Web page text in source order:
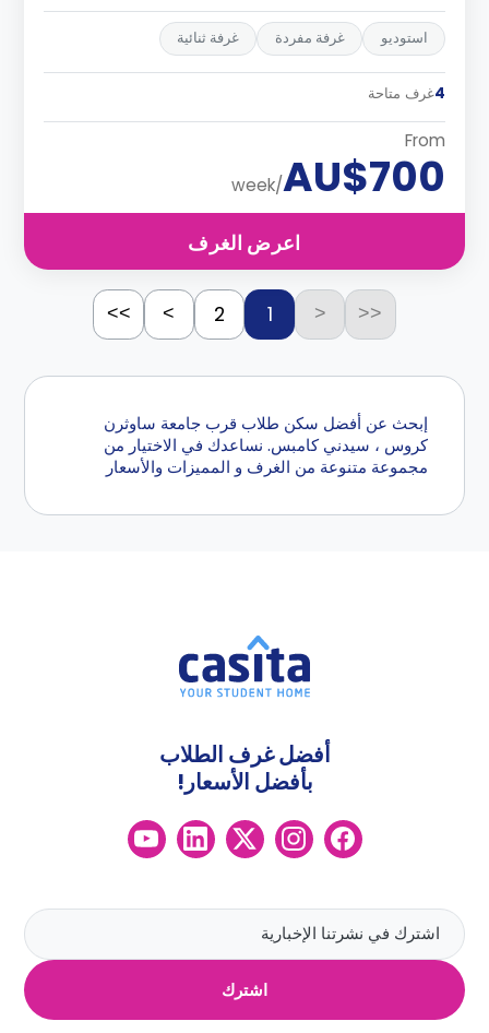
استوديو غرفة مفردة غرفة ثنائية
4غرف متاحة
From
AU$700
/week
اعرض الغرف
<<
<
1
2
>
>>
إبحث عن أفضل سكن طلاب قرب جامعة ساوثرن
كروس ، سيدني كامبس. نساعدك في الاختيار من
مجموعة متنوعة من الغرف و المميزات والأسعار
اشترك
أفضل غرف الطلاب
بأفضل الأسعار!